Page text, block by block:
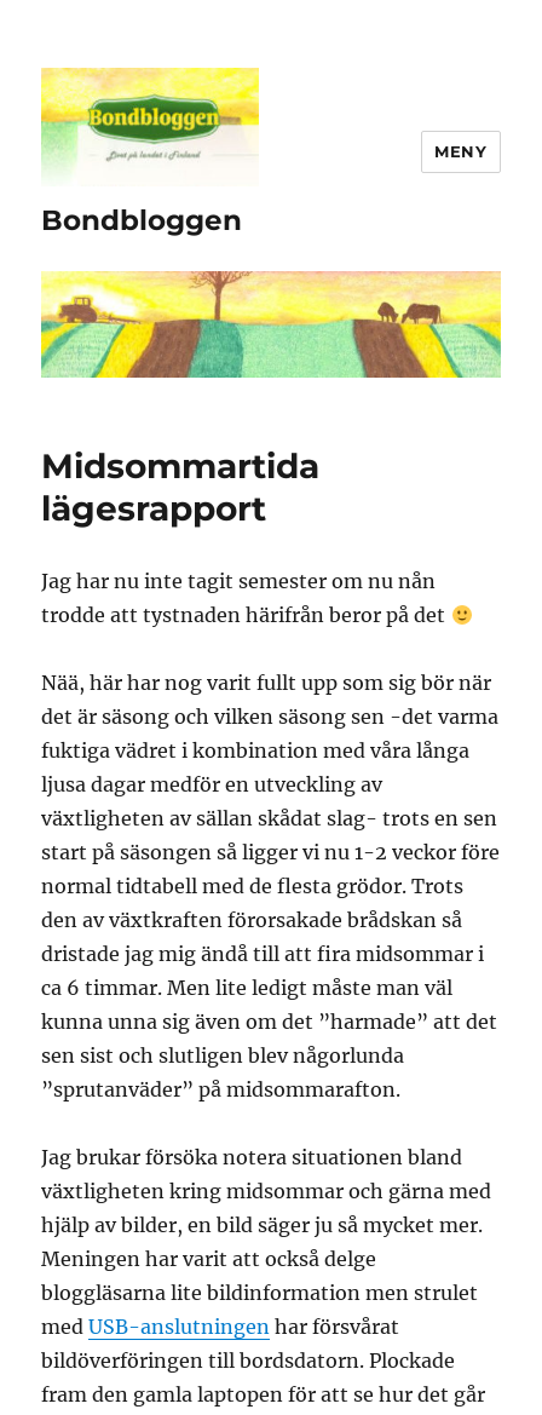
Bondbloggen
MENY
Midsommartida
lägesrapport
Jag har nu inte tagit semester om nu nån
trodde att tystnaden härifrån beror på det
Nää, här har nog varit fullt upp som sig bör när
det är säsong och vilken säsong sen -det varma
fuktiga vädret i kombination med våra långa
ljusa dagar medför en utveckling av
växtligheten av sällan skådat slag- trots en sen
start på säsongen så ligger vi nu 1-2 veckor före
normal tidtabell med de flesta grödor. Trots
den av växtkraften förorsakade brådskan så
dristade jag mig ändå till att fira midsommar i
ca 6 timmar. Men lite ledigt måste man väl
kunna unna sig även om det ”harmade” att det
sen sist och slutligen blev någorlunda
”sprutanväder” på midsommarafton.
Jag brukar försöka notera situationen bland
växtligheten kring midsommar och gärna med
hjälp av bilder, en bild säger ju så mycket mer.
Meningen har varit att också delge
bloggläsarna lite bildinformation men strulet
medUSB-anslutningen har försvårat
bildöverföringen till bordsdatorn. Plockade
fram den gamla laptopen för att se hur det går